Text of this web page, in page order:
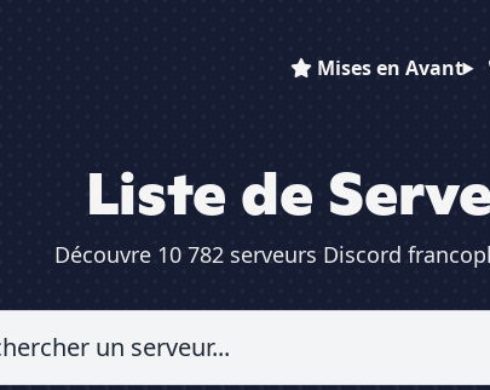
Mises en Avant
Liste de
Découvre 10 782 serveurs Discord